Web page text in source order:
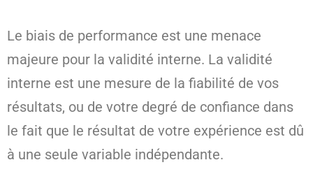
Le biais de performance est une menace
majeure pour la validité interne. La validité
interne est une mesure de la fiabilité de vos
résultats, ou de votre degré de confiance dans
le fait que le résultat de votre expérience est dû
à une seule variable indépendante.